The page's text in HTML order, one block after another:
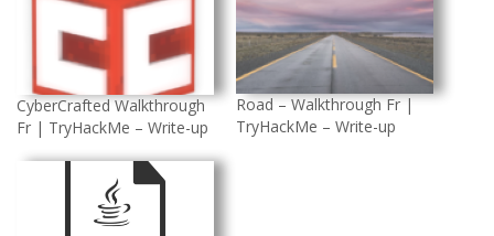
CyberCrafted Walkthrough
Fr | TryHackMe – Write-up
Road – Walkthrough Fr |
TryHackMe – Write-up